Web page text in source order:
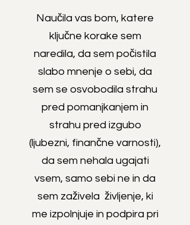
Naučila vas bom, katere
ključne korake sem
naredila, da sem počistila
slabo mnenje o sebi, da
sem se osvobodila strahu
pred pomanjkanjem in
strahu pred izgubo
(ljubezni, finančne varnosti),
da sem nehala ugajati
vsem, samo sebi ne in da
sem zaživela življenje, ki
me izpolnjuje in podpira pri